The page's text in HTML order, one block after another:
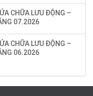
CHỮA LƯU ĐỘNG –
07.2026
CHỮA LƯU ĐỘNG –
06.2026